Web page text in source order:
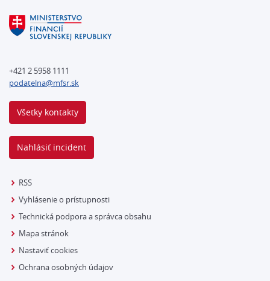
+421 2 5958 1111
podatelna@mfsr.sk
Všetky kontakty
Nahlásiť incident
RSS
Vyhlásenie o prístupnosti
Technická podpora a správca obsahu
Mapa stránok
Nastaviť cookies
Ochrana osobných údajov